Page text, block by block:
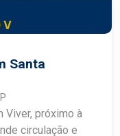
de
V
Santa
Viver, próximo à
circulação e